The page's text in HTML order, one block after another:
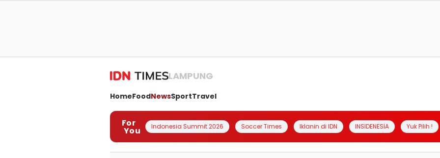
LAMPUNG
HomeFoodNewsSportTravel
For
You Indonesia Summit 2026 Soccer Times Iklanin di IDN INSIDENESIA Yuk Pilih !